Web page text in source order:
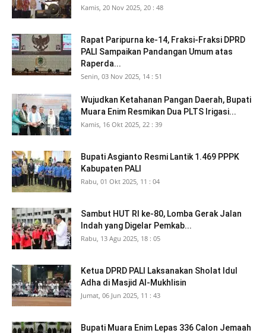
Kamis, 20 Nov 2025, 20 : 48
Rapat Paripurna ke-14, Fraksi-Fraksi DPRD
PALI Sampaikan Pandangan Umum atas
Raperda...
Senin, 03 Nov 2025, 14 : 51
Wujudkan Ketahanan Pangan Daerah, Bupati
Muara Enim Resmikan Dua PLTS Irigasi...
Kamis, 16 Okt 2025, 22 : 39
Bupati Asgianto Resmi Lantik 1.469 PPPK
Kabupaten PALI
Rabu, 01 Okt 2025, 11 : 04
Sambut HUT RI ke-80, Lomba Gerak Jalan
Indah yang Digelar Pemkab...
Rabu, 13 Agu 2025, 18 : 05
Ketua DPRD PALI Laksanakan Sholat Idul
Adha di Masjid Al-Mukhlisin
Jumat, 06 Jun 2025, 11 : 43
Bupati Muara Enim Lepas 336 Calon Jemaah